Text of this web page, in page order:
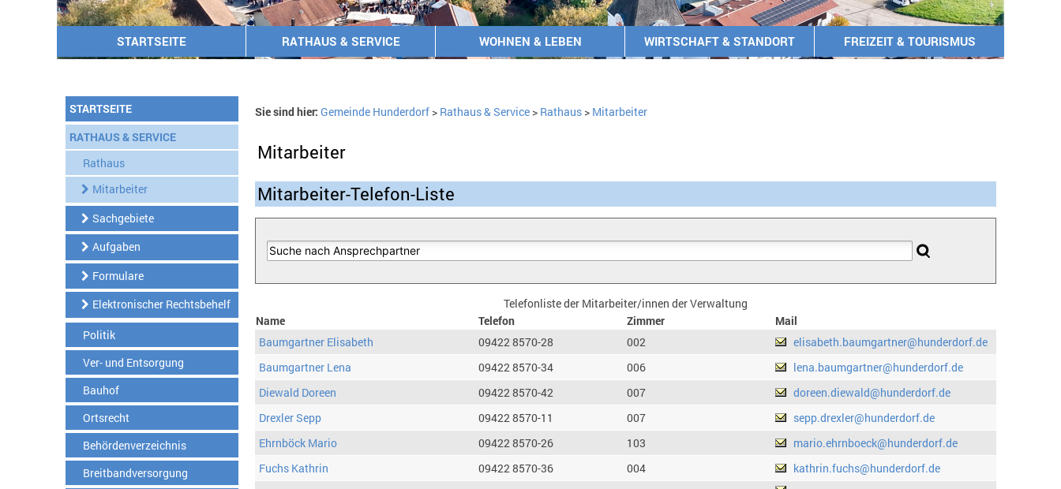
STARTSEITE RATHAUS & SERVICE WOHNEN & LEBEN WIRTSCHAFT & STANDORT FREIZEIT & TOURISMUS
STARTSEITE
RATHAUS & SERVICE
Rathaus
Mitarbeiter
Sachgebiete
Aufgaben
Formulare
Elektronischer Rechtsbehelf
Politik
Ver- und Entsorgung
Bauhof
Ortsrecht
Behördenverzeichnis
Breitbandversorgung
Sie sind hier: Gemeinde Hunderdorf> Rathaus & Service> Rathaus> Mitarbeiter
Mitarbeiter
Mitarbeiter-Telefon-Liste
Telefonliste der Mitarbeiter/innen der Verwaltung
Name
Telefon Zimmer
Mail
Baumgartner Elisabeth
09422 8570-28 002
elisabeth.baumgartner@hunderdorf.de
Baumgartner Lena
09422 8570-34 006
lena.baumgartner@hunderdorf.de
Diewald Doreen
09422 8570-42 007
doreen.diewald@hunderdorf.de
Drexler Sepp
09422 8570-11 007
sepp.drexler@hunderdorf.de
Ehrnböck Mario
09422 8570-26 103
mario.ehrnboeck@hunderdorf.de
Fuchs Kathrin
09422 8570-36 004
kathrin.fuchs@hunderdorf.de